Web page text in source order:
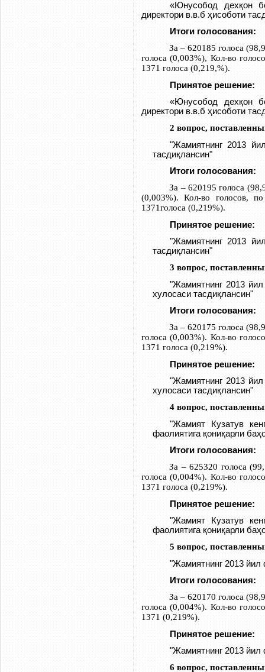
«Юнусобод дехқон
директори в.в.б ҳисоботи
Итоги голосования:
За – 620185 голоса
голоса (0,003%), Кол-во
1371 голоса (0,219,%).
Принятое решение:
«Юнусобод дехқон
директори в.в.б ҳисоботи
2 вопрос,
"Жамиятнинг 2013
тасдиқлансин"
Итоги голосования:
За – 620195 голоса
(0,003%). Кол-во голосов,
1371голоса (0,219%).
Принятое решение:
"Жамиятнинг 2013
тасдиқлансин"
3 вопрос,
"Жамиятнинг 2013
хулосаси тасдиқлансин"
Итоги голосования:
За – 620175 голоса
голоса (0,003%). Кол-во
1371 голоса (0,219%).
Принятое решение:
"Жамиятнинг 2013
хулосаси тасдиқлансин"
4 вопрос,
"Жамият Кузатув
фаолиятига қониқарли
Итоги голосования:
За – 625320 голоса
голоса (0,004%). Кол-во
1371 голоса (0,219%).
Принятое решение:
"Жамият Кузатув
фаолиятига қониқарли
5 вопрос,
"Жамиятнинг 2013 йил
Итоги голосования:
За – 620170 голоса
голоса (0,004%). Кол-во
1371 (0,219%).
Принятое решение:
"Жамиятнинг 2013 йил
6 вопрос,